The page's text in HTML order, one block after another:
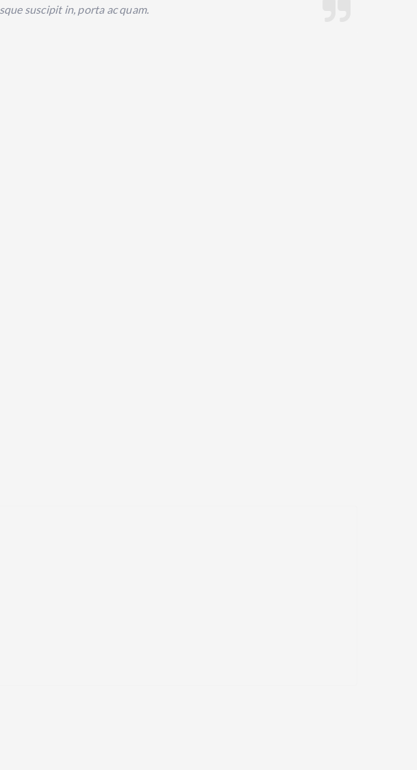
suscipit in, porta ac quam.